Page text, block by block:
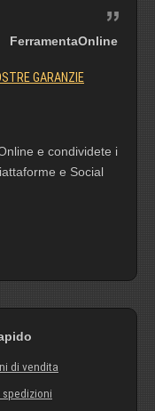
FerramentaOnline
GARANZIE
e condividete i
e Social
di vendita